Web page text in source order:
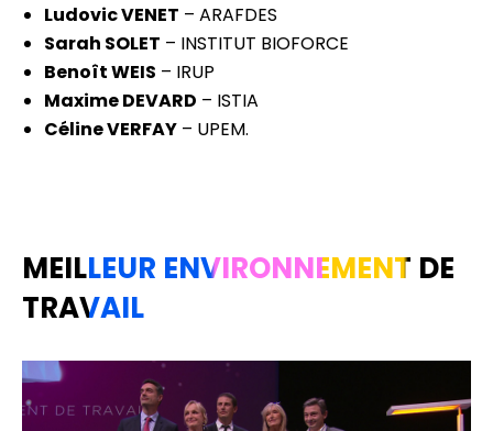
Ludovic VENET – ARAFDES
Sarah SOLET – INSTITUT BIOFORCE
Benoît WEIS – IRUP
Maxime DEVARD – ISTIA
Céline VERFAY – UPEM.
MEILLEUR ENVIRONNEMENT DE
TRAVAIL